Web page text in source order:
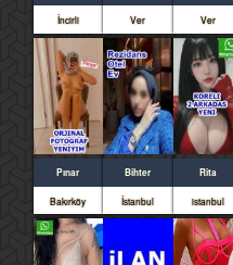
İncirli Ver Ver
Pınar
Bakırköy
Bihter
İstanbul
Rita
istanbul